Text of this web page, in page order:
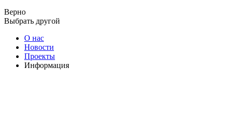
Верно
Выбрать другой
О нас
Новости
Проекты
Информация